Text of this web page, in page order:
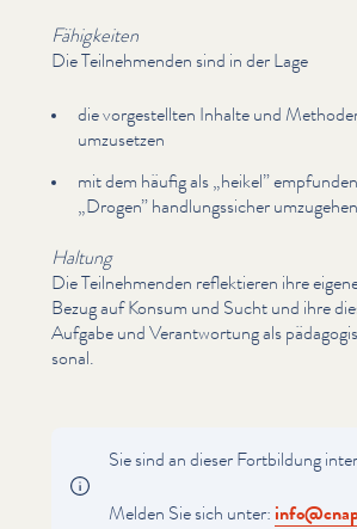
Fähigkeiten
Die Teil­nehmenden sind in der Lage
die vorgestell­ten Inhalte und
umzusetzen
mit dem häufig als„heikel”
„Drogen” hand­lungssich­er
Haltung
Die Teil­nehmenden reflek­tieren ihre
Bezug auf Konsum und Sucht und ihre
Aufgabe und Ver­ant­wor­tung als
son­al.
Sie sind an dieser Fortbildung
Melden Sie sich unter: